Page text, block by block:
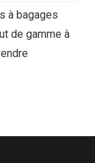
à bagages
de gamme à